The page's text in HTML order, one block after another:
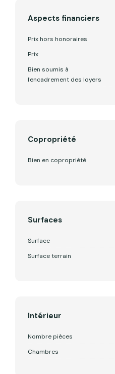
Aspects financiers
Prix hors honoraires
Prix
Bien soumis à
l'encadrement des loyers
Copropriété
Bien en copropriété
Surfaces
Surface
Surface terrain
Intérieur
Nombre pièces
Chambres